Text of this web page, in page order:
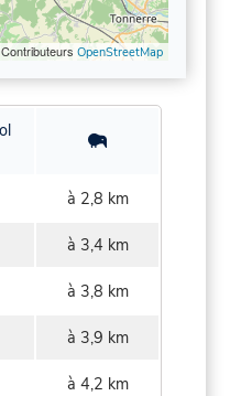
OpenStreetMap
à 2,8 km
à 3,4 km
à 3,8 km
à 3,9 km
à 4,2 km